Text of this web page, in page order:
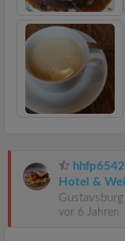
Hotel &
vor 6 Jahren